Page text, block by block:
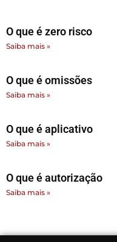
O que é zero risco
Saiba mais »
O que é omissões
Saiba mais »
O que é aplicativo
Saiba mais »
O que é autorização
Saiba mais »